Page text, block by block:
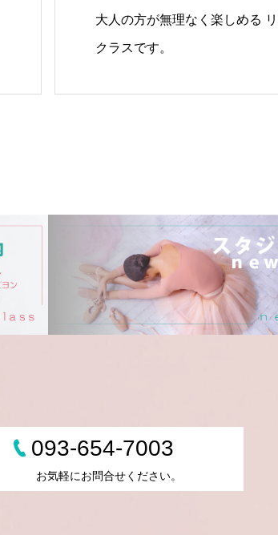
大人の方が無理なく楽しめる
クラスです。
093-654-7003
お気軽にお問合せください。